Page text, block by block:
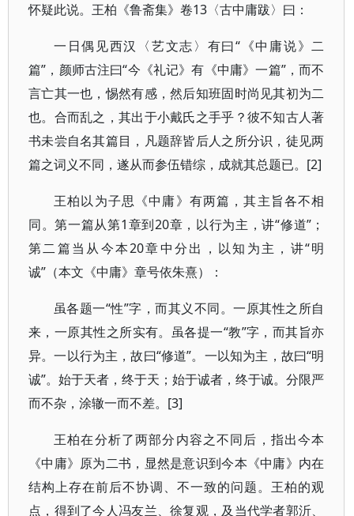
怀疑此说。王柏《鲁斋集》卷13〈古中庸跋〉曰：
一日偶见西汉〈艺文志〉有曰“《中庸说》二
篇”，颜师古注曰“今《礼记》有《中庸》一篇”，而不
言亡其一也，惕然有感，然后知班固时尚见其初为二
也。合而乱之，其出于小戴氏之手乎？彼不知古人著
书未尝自名其篇目，凡题辞皆后人之所分识，徒见两
篇之词义不同，遂从而参伍错综，成就其总题已。[2]
王柏以为子思《中庸》有两篇，其主旨各不相
同。第一篇从第1章到20章，以行为主，讲“修道”；
第二篇当从今本20章中分出，以知为主，讲“明
诚”（本文《中庸》章号依朱熹）：
虽各题一“性”字，而其义不同。一原其性之所自
来，一原其性之所实有。虽各提一“教”字，而其旨亦
异。一以行为主，故曰“修道”。一以知为主，故曰“明
诚”。始于天者，终于天；始于诚者，终于诚。分限严
而不杂，涂辙一而不差。[3]
王柏在分析了两部分内容之不同后，指出今本
《中庸》原为二书，显然是意识到今本《中庸》内在
结构上存在前后不协调、不一致的问题。王柏的观
点，得到了今人冯友兰、徐复观，及当代学者郭沂、